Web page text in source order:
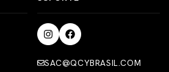
SAC@QCYBRASIL.COM